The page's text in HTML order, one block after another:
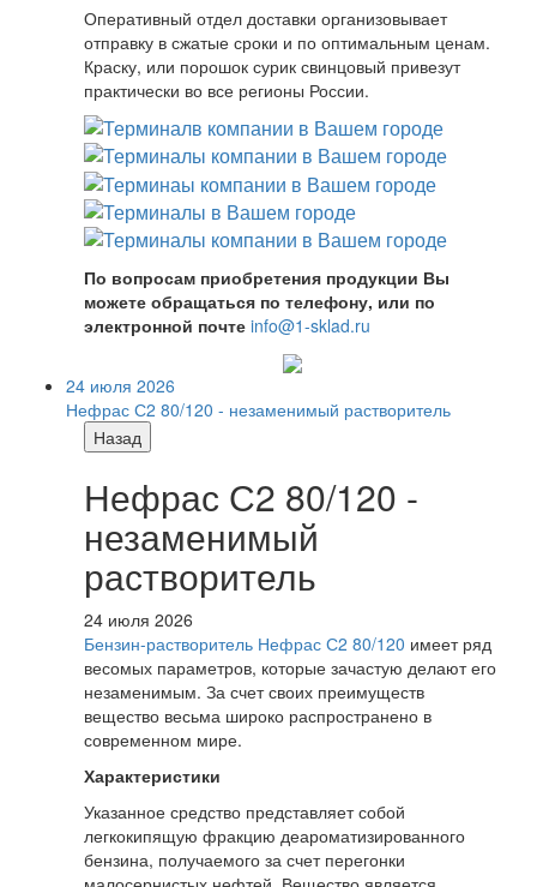
Оперативный отдел доставки организовывает
отправку в сжатые сроки и по оптимальным ценам.
Краску, или порошок сурик свинцовый привезут
практически во все регионы России.
По вопросам приобретения продукции Вы
можете обращаться по телефону, или по
электронной почте info@1-sklad.ru
24 июля 2026
Нефрас С2 80/120 - незаменимый растворитель
Назад
Нефрас С2 80/120 -
незаменимый
растворитель
24 июля 2026
Бензин-растворитель Нефрас С2 80/120 имеет ряд
весомых параметров, которые зачастую делают его
незаменимым. За счет своих преимуществ
вещество весьма широко распространено в
современном мире.
Характеристики
Указанное средство представляет собой
легкокипящую фракцию деароматизированного
бензина, получаемого за счет перегонки